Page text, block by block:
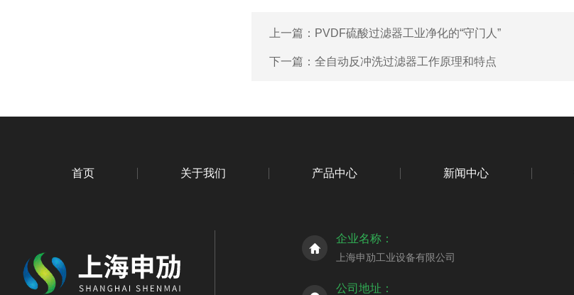
上一篇： PVDF硫酸过滤器工业净化的“守门人”
下一篇： 全自动反冲洗过滤器工作原理和特点
首页 关于我们 产品中心 新闻中心
企业名称：
上海申劢工业设备有限公司
公司地址：